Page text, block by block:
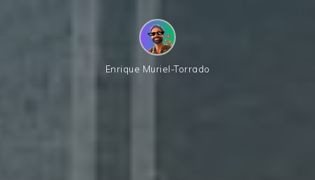
Enrique Muriel-Torrado